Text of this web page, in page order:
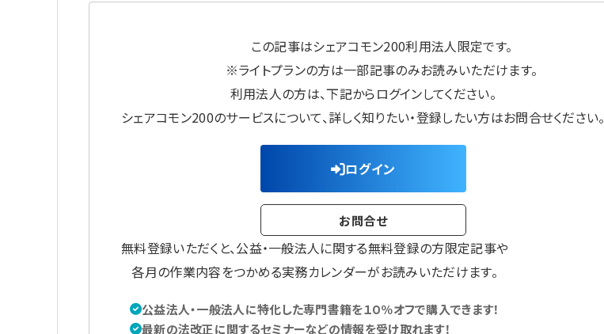
この記事はシェアコモン200利用法人限定です。
※ライトプランの方は一部記事のみお読みいただけます。
利用法人の方は、下記からログインしてください。
シェアコモン200のサービスについて、詳しく知りたい・登録したい方はお問合せください。
ログイン
お問合せ
無料登録いただくと、公益・一般法人に関する無料登録の方限定記事や
各月の作業内容をつかめる実務カレンダーがお読みいただけます。
公益法人・一般法人に特化した専門書籍を１０％オフで購入できます！
最新の法改正に関するセミナーなどの情報を受け取れます！